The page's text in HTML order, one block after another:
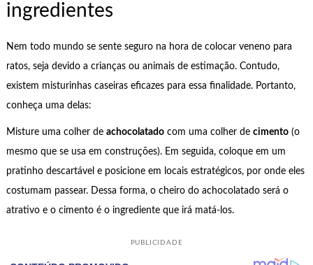
ingredientes
Nem todo mundo se sente seguro na hora de colocar veneno para
ratos, seja devido a crianças ou animais de estimação. Contudo,
existem misturinhas caseiras eficazes para essa finalidade. Portanto,
conheça uma delas:
Misture uma colher de achocolatadocom uma colher de cimento(o
mesmo que se usa em construções). Em seguida, coloque em um
pratinho descartável e posicione em locais estratégicos, por onde eles
costumam passear. Dessa forma, o cheiro do achocolatado será o
atrativo e o cimento é o ingrediente que irá matá-los.
PUBLICIDADE